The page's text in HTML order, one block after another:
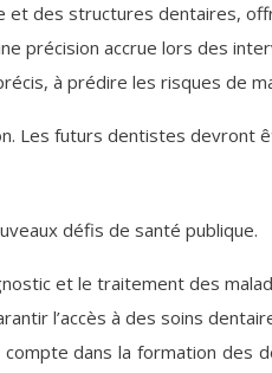
et des structures dentaires,
précision accrue lors des
à prédire les risques de
Les futurs dentistes
défis de santé publique.
et le traitement des
l’accès à des soins
dans la formation